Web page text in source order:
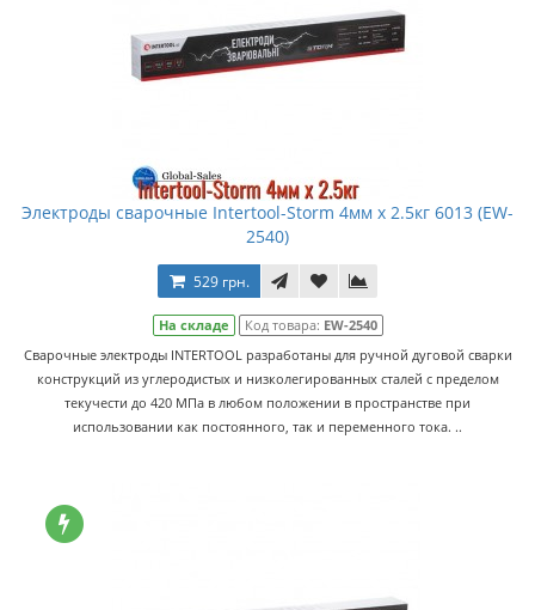
Электроды сварочные Intertool-Storm 4мм x 2.5кг 6013 (EW-
2540)
529 грн.
На складе Код товара: EW-2540
Сварочные электроды INTERTOOL разработаны для ручной дуговой сварки
конструкций из углеродистых и низколегированных сталей с пределом
текучести до 420 МПа в любом положении в пространстве при
использовании как постоянного, так и переменного тока. ..